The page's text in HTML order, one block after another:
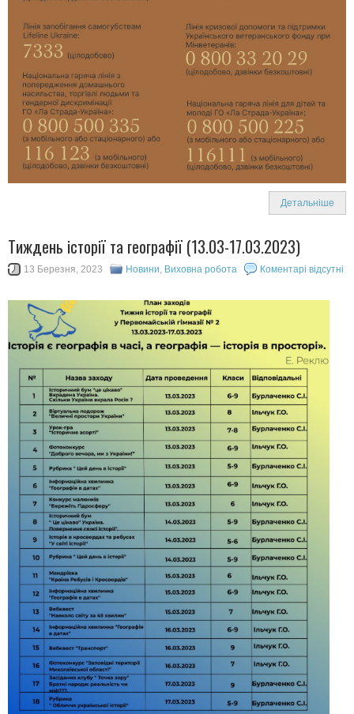
Детальніше
Тиждень історії та географії (13.03-17.03.2023)
13 Березня, 2023 Новини, Виховна робота Коментарі відсутні